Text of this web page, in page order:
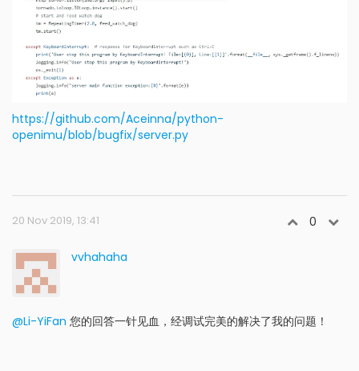
https://github.com/Aceinna/python-
openimu/blob/bugfix/server.py
20 Nov 2019, 13:41 0
vvhahaha
@Li-YiFan 您的回答一针见血，经调试完美的解决了我的问题！